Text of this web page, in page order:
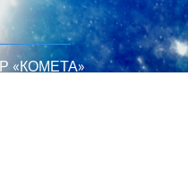
«КОМЕТА»